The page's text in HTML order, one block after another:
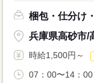
梱包・仕分け
兵庫県高砂市/
時給1,500円～
07：00〜14：